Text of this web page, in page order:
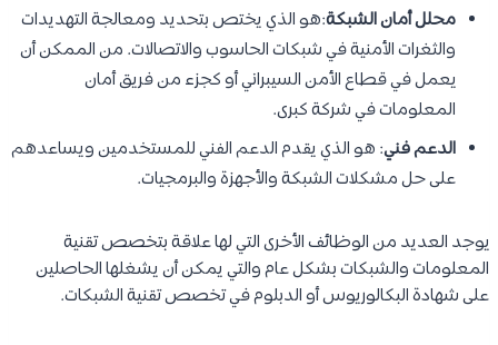
محلل أمان الشبكة:هو الذي يختص بتحديد ومعالجة التهديدات
والثغرات الأمنية في شبكات الحاسوب والاتصالات. من الممكن أن
يعمل في قطاع الأمن السيبراني أو كجزء من فريق أمان
المعلومات في شركة كبرى.
الدعم فني: هو الذي يقدم الدعم الفني للمستخدمين ويساعدهم
على حل مشكلات الشبكة والأجهزة والبرمجيات.
يوجد العديد من الوظائف الأخرى التي لها علاقة بتخصص تقنية
المعلومات والشبكات بشكل عام والتي يمكن أن يشغلها الحاصلين
على شهادة البكالوريوس أو الدبلوم في تخصص تقنية الشبكات.